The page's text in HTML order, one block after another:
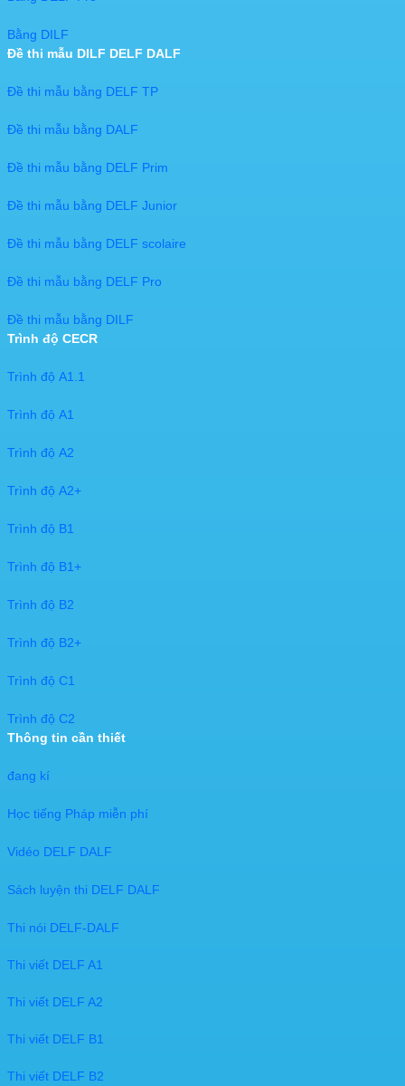
Bằng DILF
Đề thi mẫu DILF DELF DALF
Đề thi mẫu bằng DELF TP
Đề thi mẫu bằng DALF
Đề thi mẫu bằng DELF Prim
Đề thi mẫu bằng DELF Junior
Đề thi mẫu bằng DELF scolaire
Đề thi mẫu bằng DELF Pro
Đề thi mẫu bằng DILF
Trình độ CECR
Trình độ A1.1
Trình độ A1
Trình độ A2
Trình độ A2+
Trình độ B1
Trình độ B1+
Trình độ B2
Trình độ B2+
Trình độ C1
Trình độ C2
Thông tin cần thiết
đang kí​
Học tiếng Pháp miễn phí
Vidéo DELF DALF
Sách luyện thi DELF DALF
Thi nói DELF-DALF
Thi viết DELF A1
Thi viết DELF A2
Thi viết DELF B1
Thi viết DELF B2